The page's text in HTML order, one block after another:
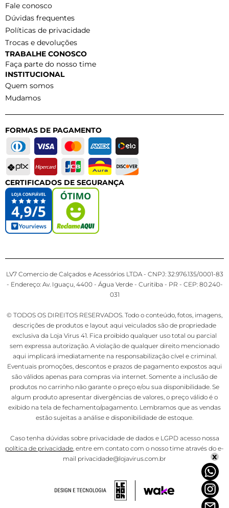
Fale conosco
Dúvidas frequentes
Políticas de privacidade
Trocas e devoluções
TRABALHE CONOSCO
Faça parte do nosso time
INSTITUCIONAL
Quem somos
Mudamos
FORMAS DE PAGAMENTO
CERTIFICADOS DE SEGURANÇA
LV7 Comercio de Calçados e Acessórios LTDA - CNPJ: 32.976.135/0001-83
- Endereço: Av. Iguaçu, 4400 - Água Verde - Curitiba - PR - CEP: 80.240-
031
© TODOS OS DIREITOS RESERVADOS. Todo o conteúdo, fotos, imagens,
descrições de produtos e layout aqui veiculados são de propriedade
exclusiva da Loja Virus 41. Fica proibido qualquer uso total ou parcial
sem expressa autorização. A violação de qualquer direito mencionado
aqui implicará imediatamente na responsabilização cível e criminal.
Eventuais promoções, descontos e prazos de pagamento expostos aqui
são válidos apenas para compras via internet. Somente a inclusão de
produtos no carrinho não garante o preço e/ou sua disponibilidade. Se
algum produto apresentar divergências de valores, o preço válido é o
exibido na tela de fechamento/pagamento. Lembramos que as vendas
estão sujeitas a análise e disponibilidade de estoque.
Caso tenha dúvidas sobre privacidade de dados e LGPD acesso nossa
política de privacidade , entre em contato com o nosso time através do e-
mail privacidade@lojavirus.com.br
x